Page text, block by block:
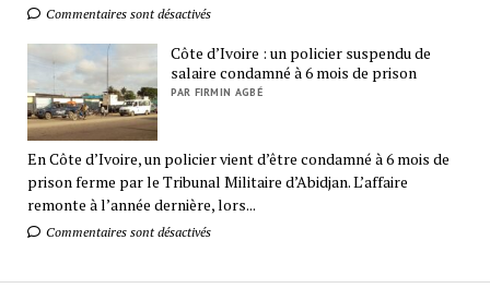
Commentaires sont désactivés
Côte d’Ivoire : un policier suspendu de
salaire condamné à 6 mois de prison
PAR FIRMIN AGBÉ
En Côte d’Ivoire, un policier vient d’être condamné à 6 mois de
prison ferme par le Tribunal Militaire d’Abidjan. L’affaire
remonte à l’année dernière, lors...
Commentaires sont désactivés